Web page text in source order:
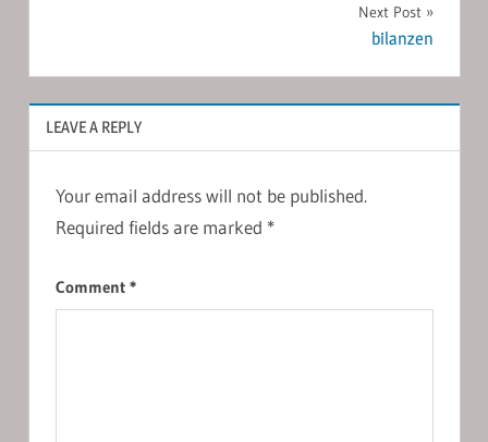
Next Post
bilanzen
LEAVE A REPLY
Your email address will not be published.
Required fields are marked *
Comment *